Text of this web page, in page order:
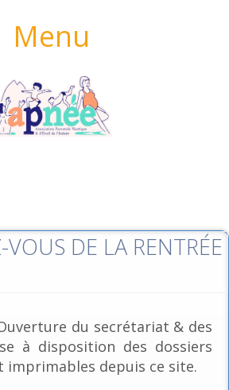
Menu
VOUS DE LA RENTRÉE
du secrétariat & des
à disposition des dossiers
imprimables depuis ce site.